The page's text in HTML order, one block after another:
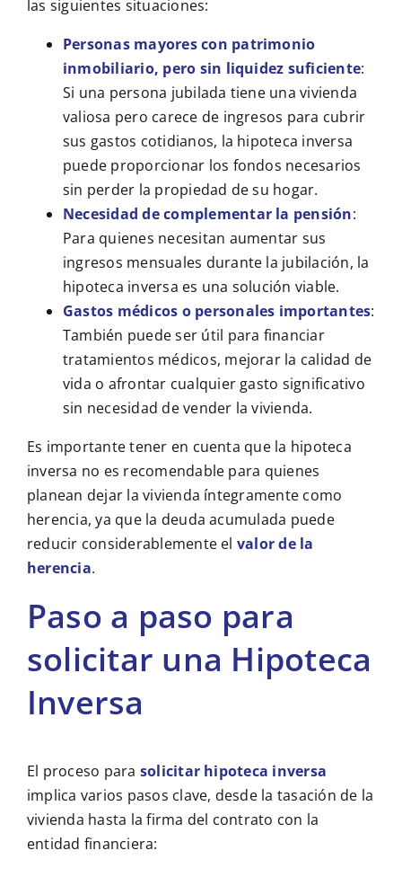
las siguientes situaciones:
Personas mayores con patrimonio
inmobiliario, pero sin liquidez suficiente:
Si una persona jubilada tiene una vivienda
valiosa pero carece de ingresos para cubrir
sus gastos cotidianos, la hipoteca inversa
puede proporcionar los fondos necesarios
sin perder la propiedad de su hogar.
Necesidad de complementar la pensión:
Para quienes necesitan aumentar sus
ingresos mensuales durante la jubilación, la
hipoteca inversa es una solución viable.
Gastos médicos o personales importantes:
También puede ser útil para financiar
tratamientos médicos, mejorar la calidad de
vida o afrontar cualquier gasto significativo
sin necesidad de vender la vivienda.
Es importante tener en cuenta que la hipoteca
inversa no es recomendable para quienes
planean dejar la vivienda íntegramente como
herencia, ya que la deuda acumulada puede
reducir considerablemente el valor de la
herencia.
Paso a paso para
solicitar una Hipoteca
Inversa
El proceso para solicitar hipoteca inversa
implica varios pasos clave, desde la tasación de la
vivienda hasta la firma del contrato con la
entidad financiera: